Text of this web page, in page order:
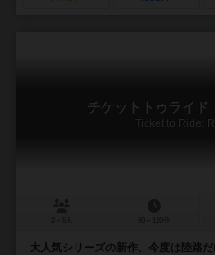
チケットトゥライド
Ticket to Ride:
大人気シリーズの新作、今度は陸路